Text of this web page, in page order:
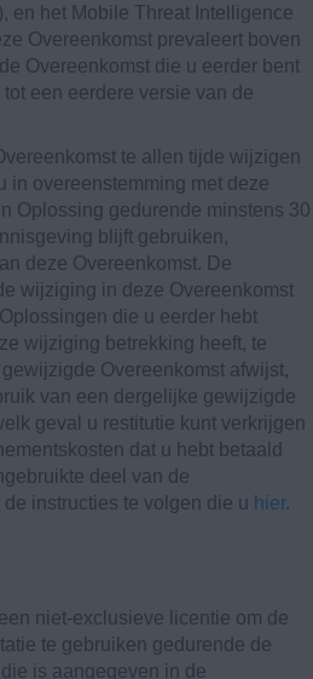
), en het Mobile Threat Intelligence
Overeenkomst prevaleert boven
Overeenkomst die u eerder bent
een eerdere versie van de
te allen tijde wijzigen
in overeenstemming met deze
Oplossing gedurende minstens 30
blijft gebruiken,
deze Overeenkomst. De
wijziging in deze Overeenkomst
die u eerder hebt
wijziging betrekking heeft, te
Overeenkomst afwijst,
van een dergelijke gewijzigde
geval u restitutie kunt verkrijgen
dat u hebt betaald
deel van de
instructies te volgen die u hier.
niet-exclusieve licentie om de
te gebruiken gedurende de
is aangegeven in de